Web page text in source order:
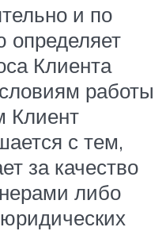
и по
определяет
Клиента
работы
Клиент
с тем,
за качество
либо